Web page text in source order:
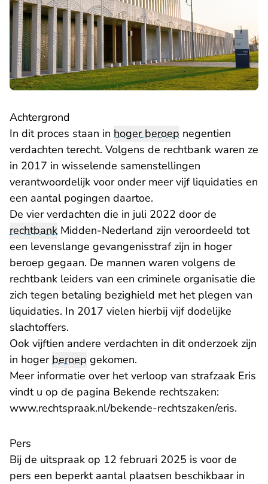
Achtergrond
In dit proces staan in hoger beroep negentien
verdachten terecht. Volgens de rechtbank waren ze
in 2017 in wisselende samenstellingen
verantwoordelijk voor onder meer vijf liquidaties en
een aantal pogingen daartoe.
De vier verdachten die in juli 2022 door de
rechtbank Midden-Nederland zijn veroordeeld tot
een levenslange gevangenisstraf zijn in hoger
beroep gegaan. De mannen waren volgens de
rechtbank leiders van een criminele organisatie die
zich tegen betaling bezighield met het plegen van
liquidaties. In 2017 vielen hierbij vijf dodelijke
slachtoffers.
Ook vijftien andere verdachten in dit onderzoek zijn
in hogerberoep gekomen.
Meer informatie over het verloop van strafzaak Eris
vindt u op de pagina Bekende rechtszaken:
www.rechtspraak.nl/bekende-rechtszaken/eris.
Pers
Bij de uitspraak op 12 februari 2025 is voor de
pers een beperkt aantal plaatsen beschikbaar in